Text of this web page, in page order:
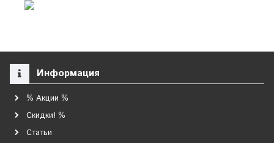
Информация
% Акции %
Скидки! %
Статьи